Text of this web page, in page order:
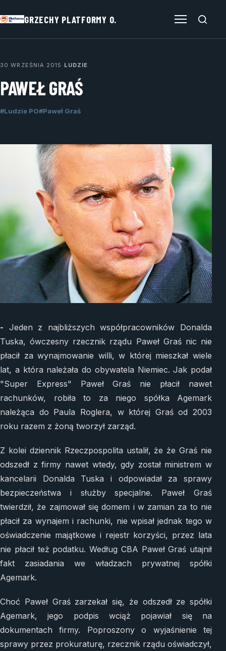
GRZECHY PLATFORMY O.
30 WRZEŚNIA 2015 · LUDZIE
PAWEŁ GRAŚ
#Ludzie PO#Paweł Graś
- Jeden z najbliższych współpracowników Donalda
Tuska, ówczesny rzecznik rządu Paweł Graś nic nie
płacił za wynajmowanie willi, w której mieszkał wiele
lat, a która należała do obywatela Niemiec. Jak podał
"Super Express" Paweł Graś nie płacił nawet
rachunków, robiła to za niego spółka Agemark
należąca do Paula Roglera, w której Graś od 2003
roku razem z żoną tworzył zarząd.
Z kolei dziennik Rzeczpospolita ustalił, że że Graś nie
odszedł z firmy nawet wtedy, gdy został ministrem w
kancelarii Donalda Tuska i odpowiadał za sprawy
bezpieczeństwa i służby specjalne. Paweł Graś
twierdził, że zajmował się domem i w zamian za to nie
płacił za wynajem i rachunki, nie wpisał jednak tego w
oświadczenie majątkowe i rejestr korzyści, przez lata
nie płacił też podatku. Według CBA Paweł Graś utajnił
fakt zasiadania we władzach prywatnej spółki
Agemark.
Choć Paweł Graś zarzekał się, że odszedł ze spółki
Agemark, jego podpis wciąż pojawiał się na
dokumentach firmy. Poproszony o wyjaśnienie tej
sprawy przez prokuraturę, rzecznik rządu oświadczył,